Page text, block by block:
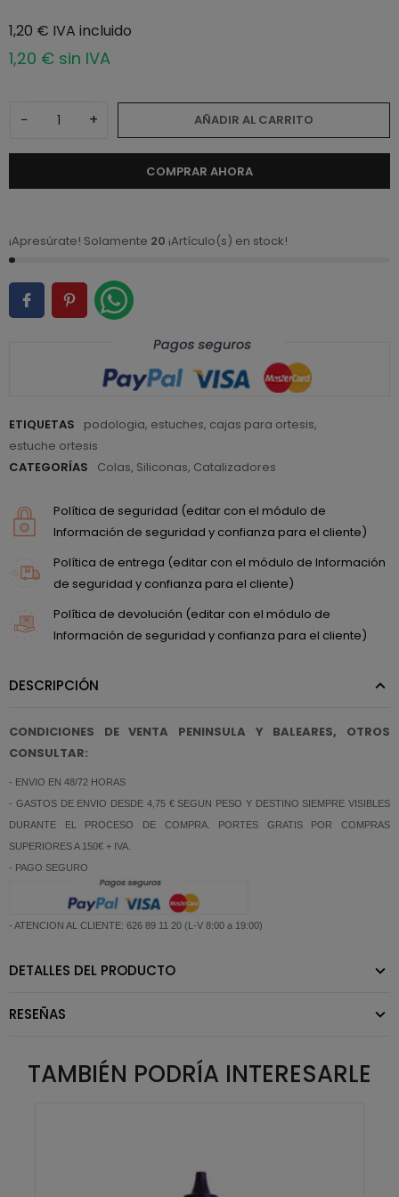
1,20 € IVA incluido
1,20 € sin IVA
− + AÑADIR AL CARRITO
COMPRAR AHORA
¡Apresúrate! Solamente 20 ¡Artículo(s) en stock!
ETIQUETAS podologia, estuches, cajas para ortesis,
estuche ortesis
CATEGORÍAS
Colas, Siliconas, Catalizadores
Política de seguridad (editar con el módulo de
Información de seguridad y confianza para el cliente)
Política de entrega (editar con el módulo de Información
de seguridad y confianza para el cliente)
Política de devolución (editar con el módulo de
Información de seguridad y confianza para el cliente)
DESCRIPCIÓN
CONDICIONES DE VENTA PENINSULA Y BALEARES, OTROS
CONSULTAR:
- ENVIO EN 48/72 HORAS
- GASTOS DE ENVIO DESDE 4,75 € SEGUN PESO Y DESTINO SIEMPRE VISIBLES
DURANTE EL PROCESO DE COMPRA. PORTES GRATIS POR COMPRAS
SUPERIORES A 150€ + IVA.
- PAGO SEGURO
- ATENCION AL CLIENTE: 626 89 11 20 (L-V 8:00 a 19:00)
DETALLES DEL PRODUCTO
RESEÑAS
TAMBIÉN PODRÍA INTERESARLE